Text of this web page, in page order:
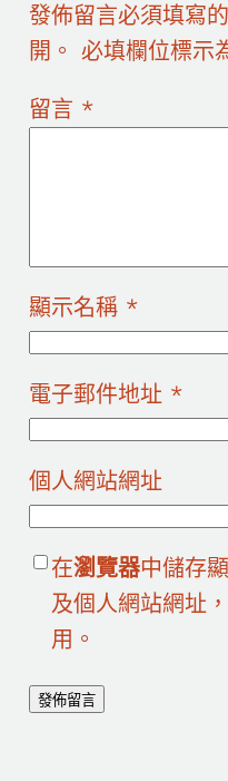
發佈留言必須填寫
開。 必填欄位標示
留言 *
顯示名稱 *
電子郵件地址 *
個人網站網址
在瀏覽器中儲存
及個人網站網址
用。